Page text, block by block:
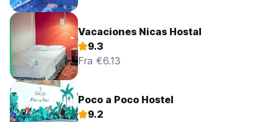
Vacaciones Nicas Hostal
9.3
Fra €6.13
Poco a Poco Hostel
9.2